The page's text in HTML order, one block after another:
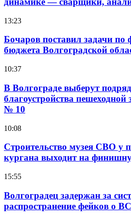
13:23
Бочаров поставил задачи
бюджета Волгоградской
10:37
В Волгограде выберут
благоустройства
№ 10
10:08
Строительство музея СВО у
кургана выходит на
15:55
Волгоградец задержан за
распространение фейков о